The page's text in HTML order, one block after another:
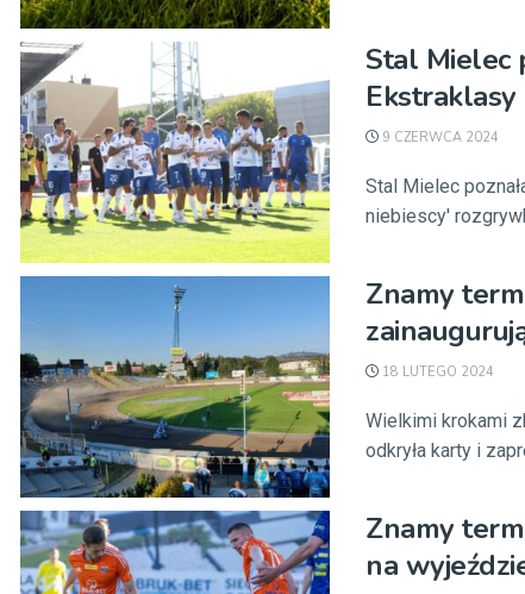
Stal Mielec
Ekstraklasy
9 CZERWCA 2024
Stal Mielec
niebiescy'
Znamy
18 LUTEGO 2024
Wielkimi krokami
odkryła karty i
Znamy
na